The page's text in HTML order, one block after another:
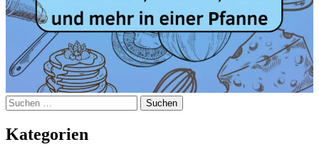
Suchen
nach:
Kategorien